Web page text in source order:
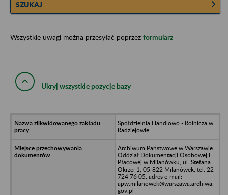
SZUKAJ
Wszystkie uwagi można przesyłać poprzez formularz
Ukryj wszystkie pozycje bazy
Spółdzielnia Handlowo - Rolnicza w
Radziejowie
Archiwum Państwowe w Warszawie
Oddział Dokumentacji Osobowej i
Płacowej w Milanówku, ul. Stefana
Okrzei 1, 05-822 Milanówek, tel. 22
724 76 05, adres e-mail:
apw.milanowek@warszawa.archiwa.
gov.pl